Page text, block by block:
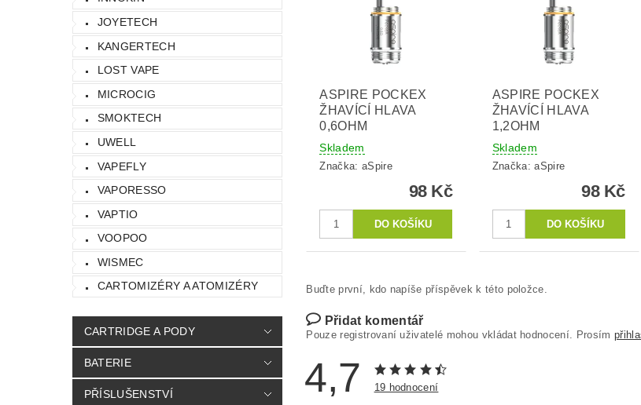
JOYETECH
KANGERTECH
LOST VAPE
MICROCIG
SMOKTECH
UWELL
VAPEFLY
VAPORESSO
VAPTIO
VOOPOO
WISMEC
CARTOMIZÉRY A ATOMIZÉRY
CARTRIDGE A PODY
BATERIE
PŘÍSLUŠENSTVÍ
ASPIRE POCKEX
ŽHAVÍCÍ HLAVA
0,6OHM
Skladem
Značka: aSpire
98 Kč
ASPIRE POCKEX
ŽHAVÍCÍ HLAVA
1,2OHM
Skladem
Značka:aSpire
98 Kč
Buďte první, kdo napíše příspěvek k této položce.
Přidat komentář
Pouze registrovaní uživatelé mohou vkládat hodnocení. Prosím
4,7 19 hodnocení